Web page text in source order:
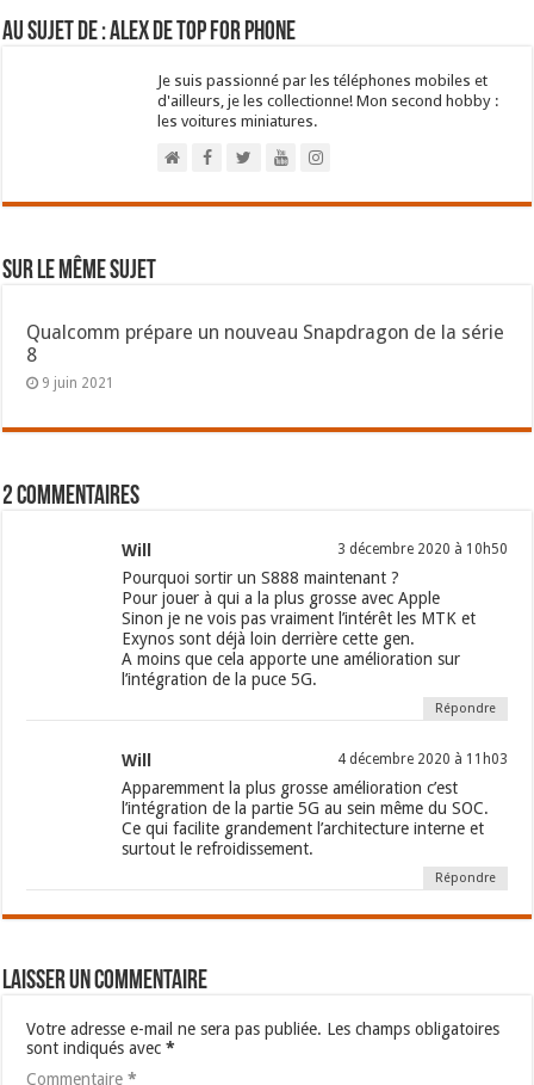
Au sujet de : Alex de Top For Phone
Je suis passionné par les téléphones mobiles et
d'ailleurs, je les collectionne! Mon second hobby :
les voitures miniatures.
Sur le même sujet
Qualcomm prépare un nouveau Snapdragon de la série
8
9 juin 2021
2 commentaires
Will 3 décembre 2020 à 10h50
Pourquoi sortir un S888 maintenant ?
Pour jouer à qui a la plus grosse avec Apple
Sinon je ne vois pas vraiment l’intérêt les MTK et
Exynos sont déjà loin derrière cette gen.
A moins que cela apporte une amélioration sur
l’intégration de la puce 5G.
Répondre
Will 4 décembre 2020 à 11h03
Apparemment la plus grosse amélioration c’est
l’intégration de la partie 5G au sein même du SOC.
Ce qui facilite grandement l’architecture interne et
surtout le refroidissement.
Répondre
Laisser un commentaire
Votre adresse e-mail ne sera pas publiée. Les champs obligatoires
sont indiqués avec*
Commentaire*